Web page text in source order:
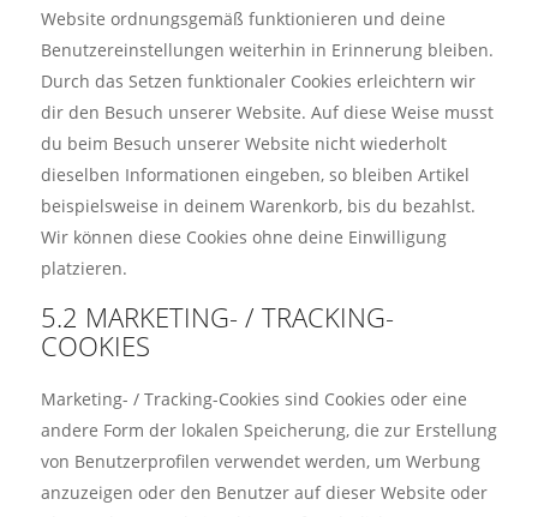
Website ordnungsgemäß funktionieren und deine
Benutzereinstellungen weiterhin in Erinnerung bleiben.
Durch das Setzen funktionaler Cookies erleichtern wir
dir den Besuch unserer Website. Auf diese Weise musst
du beim Besuch unserer Website nicht wiederholt
dieselben Informationen eingeben, so bleiben Artikel
beispielsweise in deinem Warenkorb, bis du bezahlst.
Wir können diese Cookies ohne deine Einwilligung
platzieren.
5.2 MARKETING- / TRACKING-
COOKIES
Marketing- / Tracking-Cookies sind Cookies oder eine
andere Form der lokalen Speicherung, die zur Erstellung
von Benutzerprofilen verwendet werden, um Werbung
anzuzeigen oder den Benutzer auf dieser Website oder